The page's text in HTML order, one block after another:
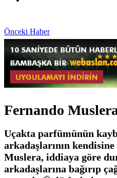
Önceki Haber
Fernando
Uçakta parfümünün
arkadaşlarının kendisine
Muslera, iddiaya göre
arkadaşlarına bağırıp